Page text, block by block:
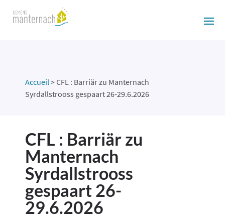
Accueil>CFL : Barriär zu Manternach
Syrdallstrooss gespaart 26-29.6.2026
CFL : Barriär zu
Manternach
Syrdallstrooss
gespaart 26-
29.6.2026